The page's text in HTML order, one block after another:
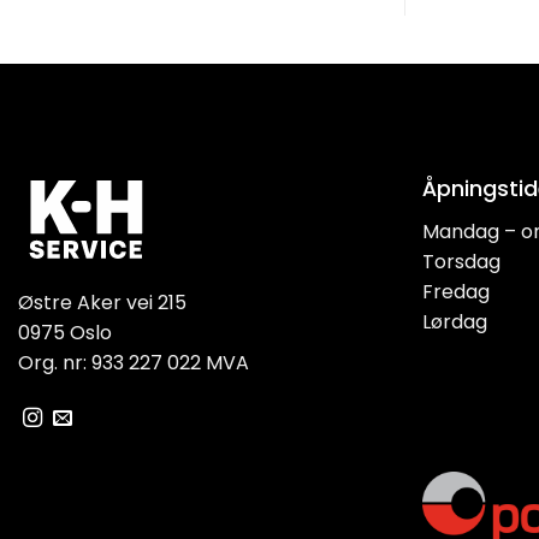
Østre Aker vei 215
0975 Oslo
Org. nr: 933 227 022 MVA
Mandag –
Torsdag
Fredag
Lørdag